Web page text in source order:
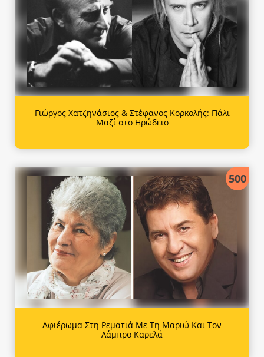
Γιώργος Χατζηνάσιος & Στέφανος Κορκολής: Πάλι
Μαζί στο Ηρώδειο
500
Αφιέρωμα Στη Ρεματιά Με Τη Μαριώ Και Τον
Λάμπρο Καρελά